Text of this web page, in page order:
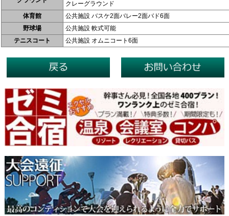
クレーグラウンド
体育館
公共施設 バスケ2面バレー2面バド6面
野球場
公共施設 軟式可能
テニスコート
公共施設 オムニコート6面